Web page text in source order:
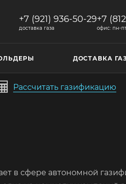
+7 (921) 936-50-29
доставка газа
+7
офис: пн-
ДОСТАВКА
Рассчитать газификацию
в сфере автономной